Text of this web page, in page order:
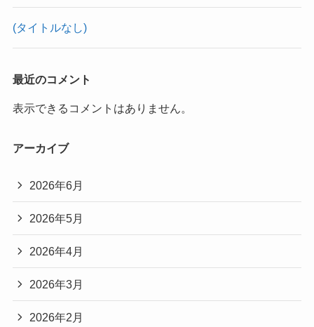
(タイトルなし)
最近のコメント
表示できるコメントはありません。
アーカイブ
2026年6月
2026年5月
2026年4月
2026年3月
2026年2月